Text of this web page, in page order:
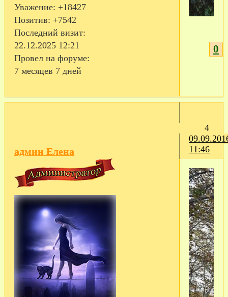
Уважение: +18427
Позитив: +7542
Последний визит:
22.12.2025 12:21
Провел на форуме:
7 месяцев 7 дней
0
4
11:46
админ Елена